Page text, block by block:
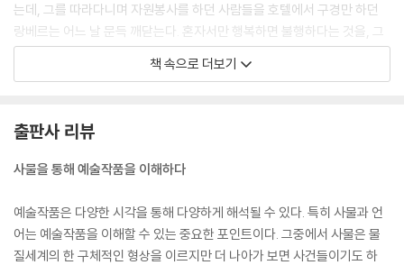
는데, 그를 따라다니며 자원봉사를 하던 사람들을 호텔에서 구경만 하던
랑베르는 어느 날 문득 깨닫는다. 혼자서만 행복하면 불행하다는 것을, 그
러나 자원봉사자 타루는 만약 랑베르가 남들과 함께 불행을 나눌 생각이라
면 행복을 위한 시간은 앞으로 없을 것이라고 지적했다. 도시에는 불행만
떠나기는커녕 많은 사람이 도시로 들어와 환자들을 치료하고 건강한 사람
들은 환자들을 위한 자원봉사를 했고, 행정업무를 도왔다. 이 도시에 사는
이다.
--- p.89~90 「은유, ‘혼자서 행복하면 불행한 인간이 된다는 것, 페스트-
알베르 카뮈의 『페스트』」 중에서
책 속으로 더보기
출판사 리뷰
사물을 통해 예술작품을 이해하다
예술작품은 다양한 시각을 통해 다양하게 해석될 수 있다. 특히 사물과 언
어는 예술작품을 이해할 수 있는 중요한 포인트이다. 그중에서 사물은 물
질세계의 한 구체적인 형상을 이르지만 더 나아가 보면 사건들이기도 하